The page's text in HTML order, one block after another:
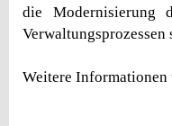
die Modernisierung
Weitere Informationen